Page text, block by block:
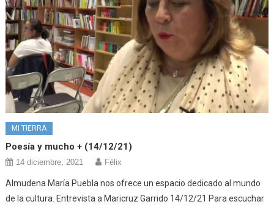
MI TIERRA
Poesía y mucho + (14/12/21)
14 diciembre, 2021 Félix
Almudena María Puebla nos ofrece un espacio dedicado al mundo
de la cultura. Entrevista a Maricruz Garrido 14/12/21 Para escuchar